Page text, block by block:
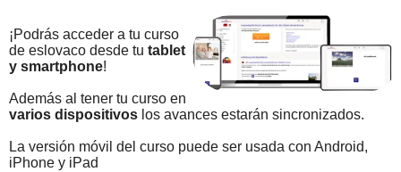
¡Podrás acceder a tu curso
de eslovaco desde tu tablet
y smartphone!
Además al tener tu curso en
varios dispositivos los avances estarán sincronizados.
La versión móvil del curso puede ser usada con Android,
iPhone y iPad